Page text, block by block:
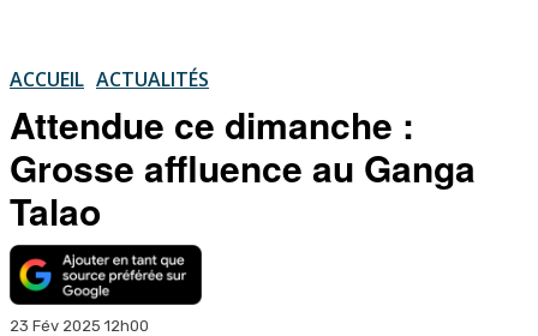
ACCUEIL ACTUALITÉS
Attendue ce dimanche :
Grosse affluence au Ganga
Talao
23 Fév 2025 12h00